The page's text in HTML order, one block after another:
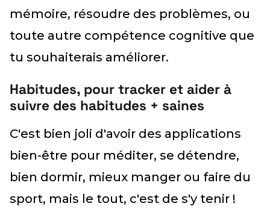
mémoire, résoudre des problèmes, ou
toute autre compétence cognitive que
tu souhaiterais améliorer.
Habitudes, pour tracker et aider à
suivre des habitudes + saines
C'est bien joli d'avoir des applications
bien-être pour méditer, se détendre,
bien dormir, mieux manger ou faire du
sport, mais le tout, c'est de s'y tenir !